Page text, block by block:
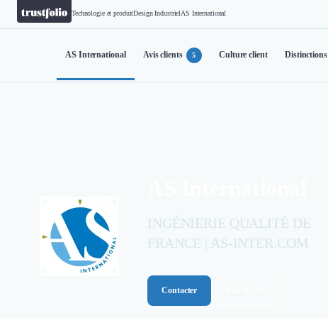
Technologie et produitDesign IndustrielAS International
AS International Avis clients 5 Culture client Distinctions
INGÉNIERIE QUALITÉ DE
FRANCE | AS-INTER.COM
Contacter